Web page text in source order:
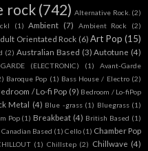
rock (742) Alternative Rock. (2)
(1) Ambient (7) Ambient Rock (2)
Orientated Rock (6) Art Pop (15)
(2) Australian Based (3) Autotune (4)
(ELECTRONIC) (1)
Avant-Garde
Baroque Pop (1) Bass House / Electro (2)
/ Lo-fi Pop (9) Bedroom / Lo-fiPop
Metal (4) Blue -grass (1) Bluegrass (1)
Pop (1) Breakbeat (4) British Based (1)
Canadian Based (1) Cello (1) Chamber Pop
(1) Chillstep (2) Chillwave (4)